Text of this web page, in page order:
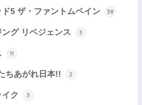
5 ザ・ファントムペイン 38
グ リベジェンス 3
11
ちあがれ日本!! 2
ク 3